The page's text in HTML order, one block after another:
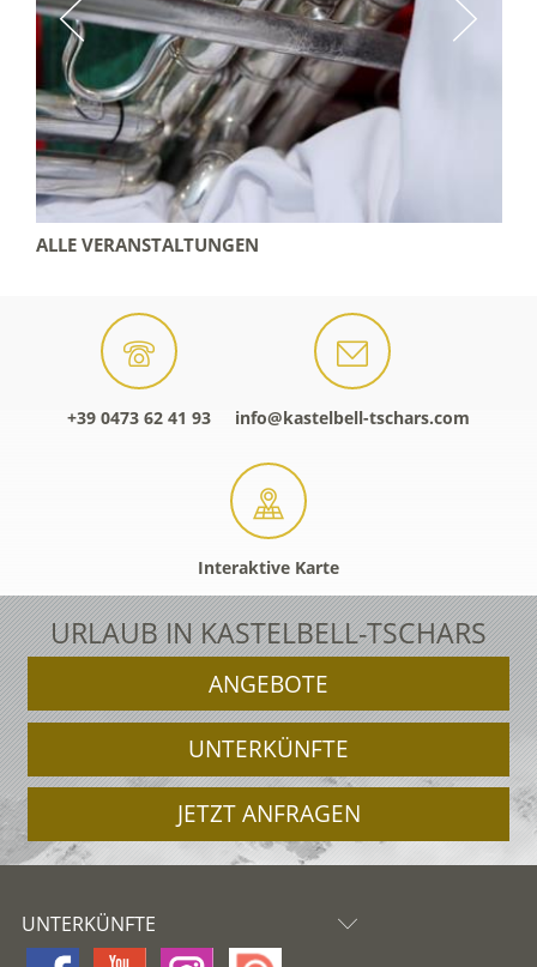
ALLE VERANSTALTUNGEN
+39 0473 62 41 93 info@kastelbell-tschars.com
Interaktive Karte
URLAUB IN KASTELBELL-TSCHARS
ANGEBOTE
UNTERKÜNFTE
JETZT ANFRAGEN
UNTERKÜNFTE